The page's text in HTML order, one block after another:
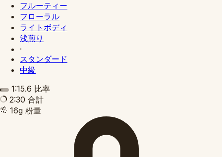
フルーティー
フローラル
ライトボディ
浅煎り
·
スタンダード
中級
1:15.6 比率
2:30 合計
16g 粉量